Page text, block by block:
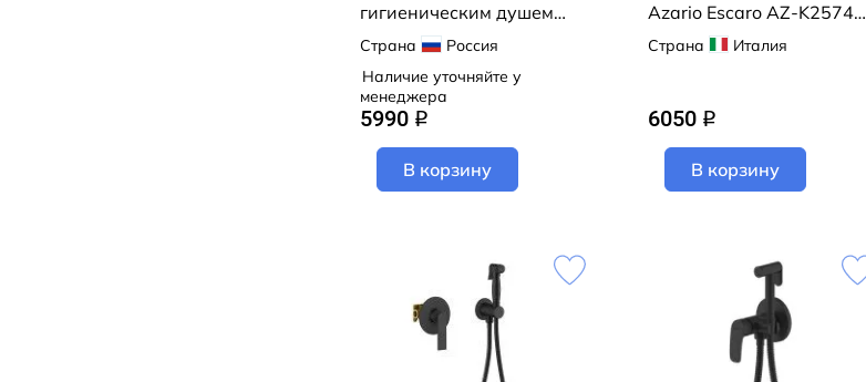
гигиеническим душем
Milardo Rora
RORSBR0M08 (хром)
Страна
Россия
Наличие уточняйте у
менеджера
5990 q
В корзину
Azario Escaro AZ-K2574B
(черный матовый)
Страна Италия
6050 q
В корзину